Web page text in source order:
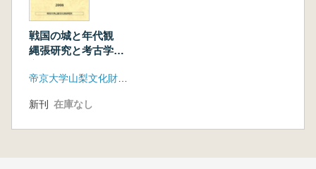
戦国の城と年代観
縄張研究と考古学の
新刊 在庫なし